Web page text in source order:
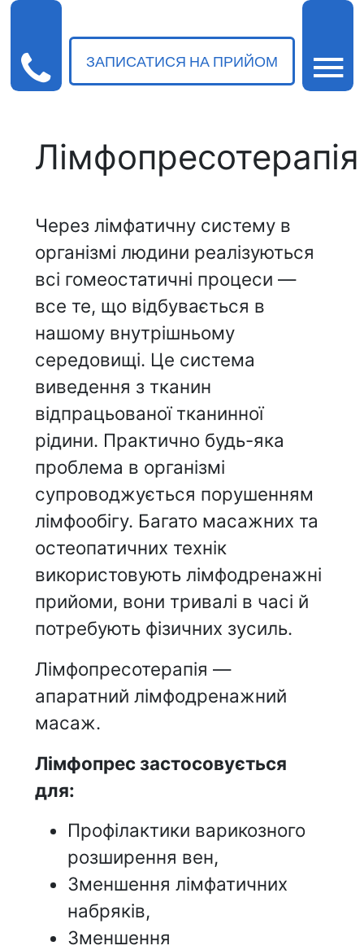
ЗАПИСАТИСЯ НА ПРИЙОМ
Лімфопресотерапія
Через лімфатичну систему в
організмі людини реалізуються
всі гомеостатичні процеси —
все те, що відбувається в
нашому внутрішньому
середовищі. Це система
виведення з тканин
відпрацьованої тканинної
рідини. Практично будь-яка
проблема в організмі
супроводжується порушенням
лімфообігу. Багато масажних та
остеопатичних технік
використовують лімфодренажні
прийоми, вони тривалі в часі й
потребують фізичних зусиль.
Лімфопресотерапія —
апаратний лімфодренажний
масаж.
Лімфопрес застосовується
для:
Профілактики варикозного
розширення вен,
Зменшення лімфатичних
набряків,
Зменшення